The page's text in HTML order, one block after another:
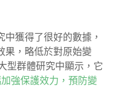
獲得了很好的數據，
果，略低於對原始變
型群體研究中顯示，它
強保護效力，預防變